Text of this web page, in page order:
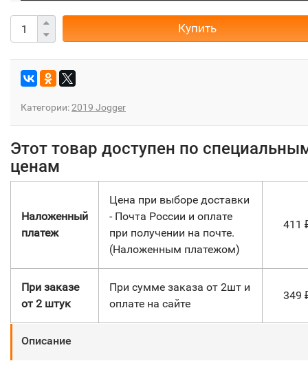
Купить
Категории:2019 Jogger
Этот товар доступен по
ценам
Наложенный
платеж
Цена при выборе доставки
- Почта России и оплате
при получении на почте.
(Наложенным платежом)
411
При заказе
от 2 штук
При сумме заказа от 2шт и
оплате на сайте
349
Описание